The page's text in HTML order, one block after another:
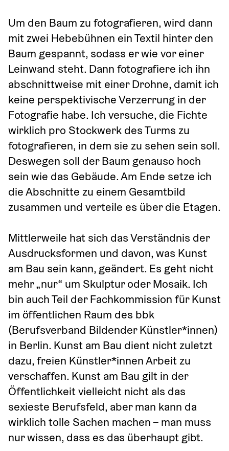
Um den Baum zu fotografieren, wird dann
mit zwei Hebebühnen ein Textil hinter den
Baum gespannt, sodass er wie vor einer
Leinwand steht. Dann fotografiere ich ihn
abschnittweise mit einer Drohne, damit ich
keine perspektivische Verzerrung in der
Fotografie habe. Ich versuche, die Fichte
wirklich pro Stockwerk des Turms zu
fotografieren, in dem sie zu sehen sein soll.
Deswegen soll der Baum genauso hoch
sein wie das Gebäude. Am Ende setze ich
die Abschnitte zu einem Gesamtbild
zusammen und verteile es über die Etagen.
Mittlerweile hat sich das Verständnis der
Ausdrucksformen und davon, was Kunst
am Bau sein kann, geändert. Es geht nicht
mehr „nur“ um Skulptur oder Mosaik. Ich
bin auch Teil der Fachkommission für Kunst
im öffentlichen Raum des bbk
(Berufsverband Bildender Künstler*innen)
in Berlin. Kunst am Bau dient nicht zuletzt
dazu, freien Künstler*innen Arbeit zu
verschaffen. Kunst am Bau gilt in der
Öffentlichkeit vielleicht nicht als das
sexieste Berufsfeld, aber man kann da
wirklich tolle Sachen machen – man muss
nur wissen, dass es das überhaupt gibt.